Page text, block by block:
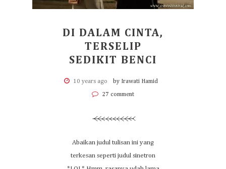
DI DALAM CINTA,
TERSELIP
SEDIKIT BENCI
10 years ago by Irawati Hamid
27 comment
Abaikan judul tulisan ini yang
terkesan seperti judul sinetron